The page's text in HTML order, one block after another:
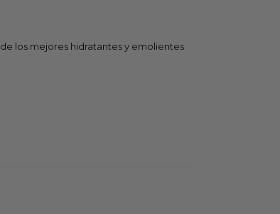
los mejores hidratantes y emolientes